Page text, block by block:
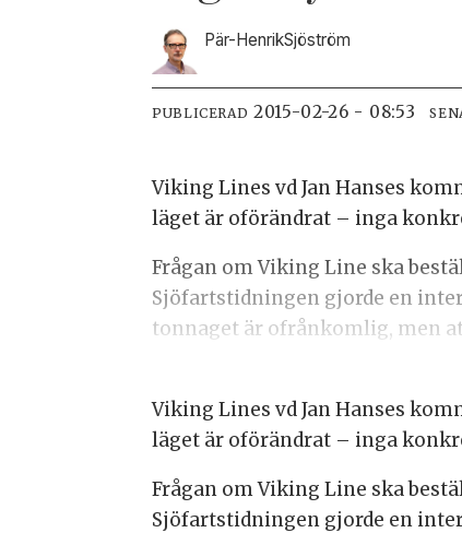
Pär-HenrikSjöström
PUBLICERAD 2015-02-26 - 08:53
Viking Lines vd Jan Hanses
läget är oförändrat – inga
Frågan om Viking Line ska
Sjöfartstidningen gjorde en
tonnaget är ofrånkomlig, men
Viking Lines vd Jan Hanses
läget är oförändrat – inga
Frågan om Viking Line ska
Sjöfartstidningen gjorde en